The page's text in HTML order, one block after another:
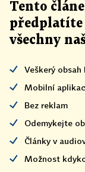
Tento
předplatíte
všechny
Veškerý obsah
Mobilní
Bez reklam
Odemykejte
Články v
Možnost